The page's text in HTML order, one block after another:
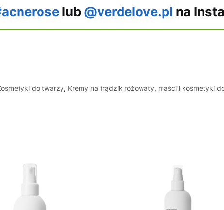
lub @verdelove.pl na
do twarzy, Kremy na trądzik różowaty, maści i kosmetyki